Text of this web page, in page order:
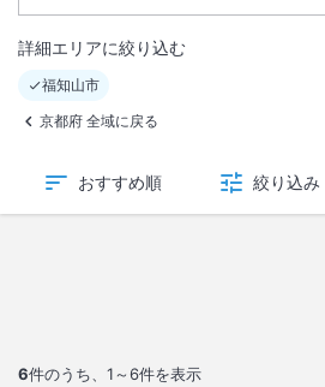
詳細エリアに絞り込む
福知山市
京都府 全域に戻る
おすすめ順 絞り込み
6件のうち、 1～6件を表示